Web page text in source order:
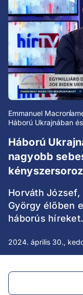
Emmanuel Macron
Háború Ukrajnában
Háború
nagyobb
Horváth József,
György élőben
háborús híreket.
2024. április 30.,